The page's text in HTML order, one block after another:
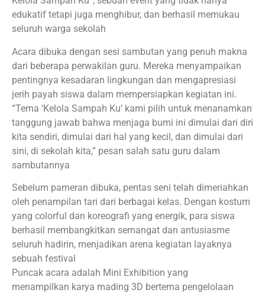
edukatif tetapi juga menghibur, dan berhasil memukau
seluruh warga sekolah
Acara dibuka dengan sesi sambutan yang penuh makna
dari beberapa perwakilan guru. Mereka menyampaikan
pentingnya kesadaran lingkungan dan mengapresiasi
jerih payah siswa dalam mempersiapkan kegiatan ini.
“Tema ‘Kelola Sampah Ku’ kami pilih untuk menanamkan
tanggung jawab bahwa menjaga bumi ini dimulai dari diri
kita sendiri, dimulai dari hal yang kecil, dan dimulai dari
sini, di sekolah kita,” pesan salah satu guru dalam
sambutannya
Sebelum pameran dibuka, pentas seni telah dimeriahkan
oleh penampilan tari dari berbagai kelas. Dengan kostum
yang colorful dan koreografi yang energik, para siswa
berhasil membangkitkan semangat dan antusiasme
seluruh hadirin, menjadikan arena kegiatan layaknya
sebuah festival
Puncak acara adalah Mini Exhibition yang
menampilkan karya mading 3D bertema pengelolaan